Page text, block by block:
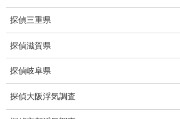
盗撮調査愛知県
待ち伏せ
探偵三重県
探偵滋賀県
探偵岐阜県
探偵大阪浮気調査